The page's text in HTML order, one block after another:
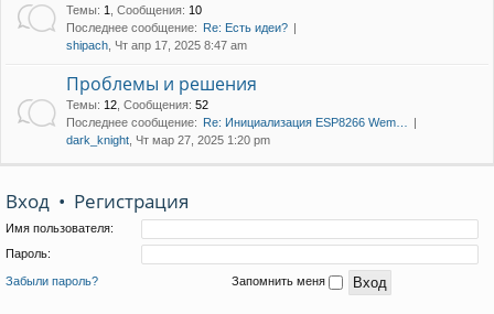
Темы: 1 Сообщения: 10
Последнее сообщение: Re: Есть идеи?
shipach , Чт апр 17, 2025 8:47 am
Проблемы и решения
Темы: 12 Сообщения: 52
Последнее сообщение: Re: Инициализация ESP8266 Wem…
dark_knight , Чт мар 27, 2025 1:20 pm
Вход • Регистрация
Имя пользователя:
Пароль:
Забыли пароль? Запомнить меня